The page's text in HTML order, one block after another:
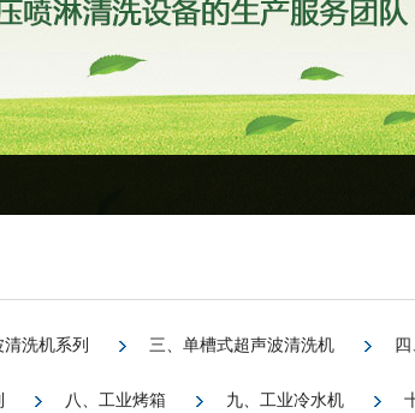
洗机系列 三、单槽式超声波清洗机
八、工业烤箱 九、工业冷水机